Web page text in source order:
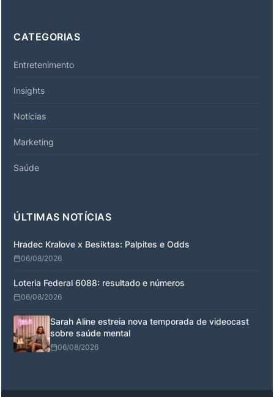
CATEGORIAS
Entretenimento
Insights
Notícias
Marketing
Saúde
ÚLTIMAS NOTÍCIAS
Hradec Kralove x Besiktas: Palpites e Odds
06/08/2026
Loteria Federal 6088: resultado e números
06/08/2026
Sarah Aline estreia nova temporada de videocast
sobre saúde mental
06/08/2026